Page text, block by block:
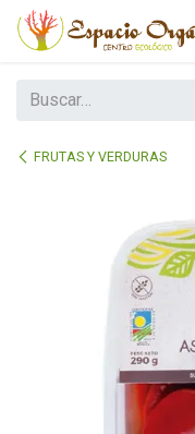
Ir al contenido
FRUTAS Y VERDURAS